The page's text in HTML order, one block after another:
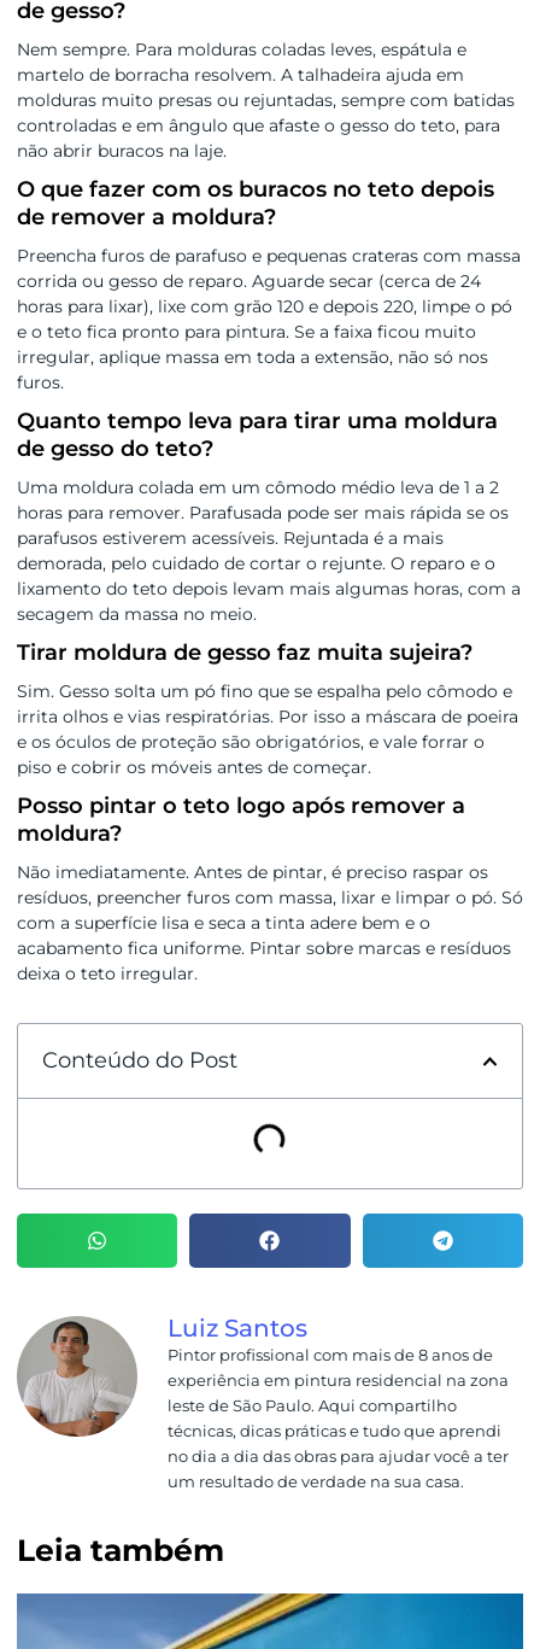
de gesso?
Nem sempre. Para molduras coladas leves, espátula e
martelo de borracha resolvem. A talhadeira ajuda em
molduras muito presas ou rejuntadas, sempre com batidas
controladas e em ângulo que afaste o gesso do teto, para
não abrir buracos na laje.
O que fazer com os buracos no teto depois
de remover a moldura?
Preencha furos de parafuso e pequenas crateras com massa
corrida ou gesso de reparo. Aguarde secar (cerca de 24
horas para lixar), lixe com grão 120 e depois 220, limpe o pó
e o teto fica pronto para pintura. Se a faixa ficou muito
irregular, aplique massa em toda a extensão, não só nos
furos.
Quanto tempo leva para tirar uma moldura
de gesso do teto?
Uma moldura colada em um cômodo médio leva de 1 a 2
horas para remover. Parafusada pode ser mais rápida se os
parafusos estiverem acessíveis. Rejuntada é a mais
demorada, pelo cuidado de cortar o rejunte. O reparo e o
lixamento do teto depois levam mais algumas horas, com a
secagem da massa no meio.
Tirar moldura de gesso faz muita sujeira?
Sim. Gesso solta um pó fino que se espalha pelo cômodo e
irrita olhos e vias respiratórias. Por isso a máscara de poeira
e os óculos de proteção são obrigatórios, e vale forrar o
piso e cobrir os móveis antes de começar.
Posso pintar o teto logo após remover a
moldura?
Não imediatamente. Antes de pintar, é preciso raspar os
resíduos, preencher furos com massa, lixar e limpar o pó. Só
com a superfície lisa e seca a tinta adere bem e o
acabamento fica uniforme. Pintar sobre marcas e resíduos
deixa o teto irregular.
Conteúdo do Post
Luiz Santos
Pintor profissional com mais de 8 anos de
experiência em pintura residencial na zona
leste de São Paulo. Aqui compartilho
técnicas, dicas práticas e tudo que aprendi
no dia a dia das obras para ajudar você a ter
um resultado de verdade na sua casa.
Leia também